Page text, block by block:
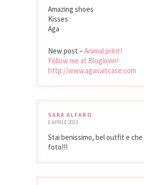
Amazing shoes
Kisses
Aga
New post –Animal print!
Follow me at Bloglovin!
http://www.agasuitcase.com
SARA ALFANO
8 APRILE 2013
Stai benissimo, bel outfit e che
foto!!!